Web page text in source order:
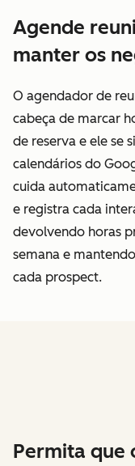
Agende
manter os
O agendador de
cabeça de marcar
de reserva e ele se
calendários do
cuida
e registra cada
devolvendo horas
semana e
cada prospect.
Permita que